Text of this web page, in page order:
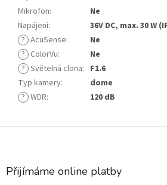
Mikrofon:
Ne
Napájení:
36V DC, max. 30 W
? AcuSense:
Ne
? ColorVu:
Ne
? Světelná clona: F1.6
Typ kamery:
dome
? WDR: 120 dB
Z
Přijímáme online platby